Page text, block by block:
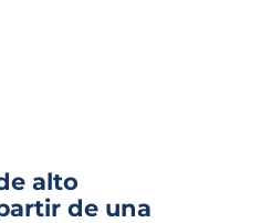
alto
de una